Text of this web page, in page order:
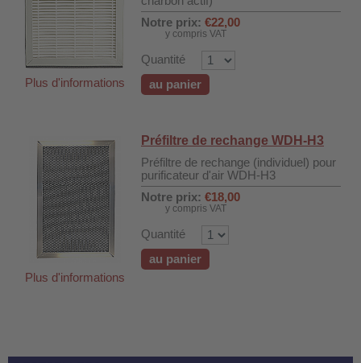
SV58
220B
Plus d'informations
Notre prix: €22,00
y compris VAT
Quantité
au panier
Plus d'informations
Préfiltre de rechange WDH-H3
Préfiltre de rechange (individuel) pour
purificateur d'air WDH-H3
Notre prix: €18,00
y compris VAT
Quantité
au panier